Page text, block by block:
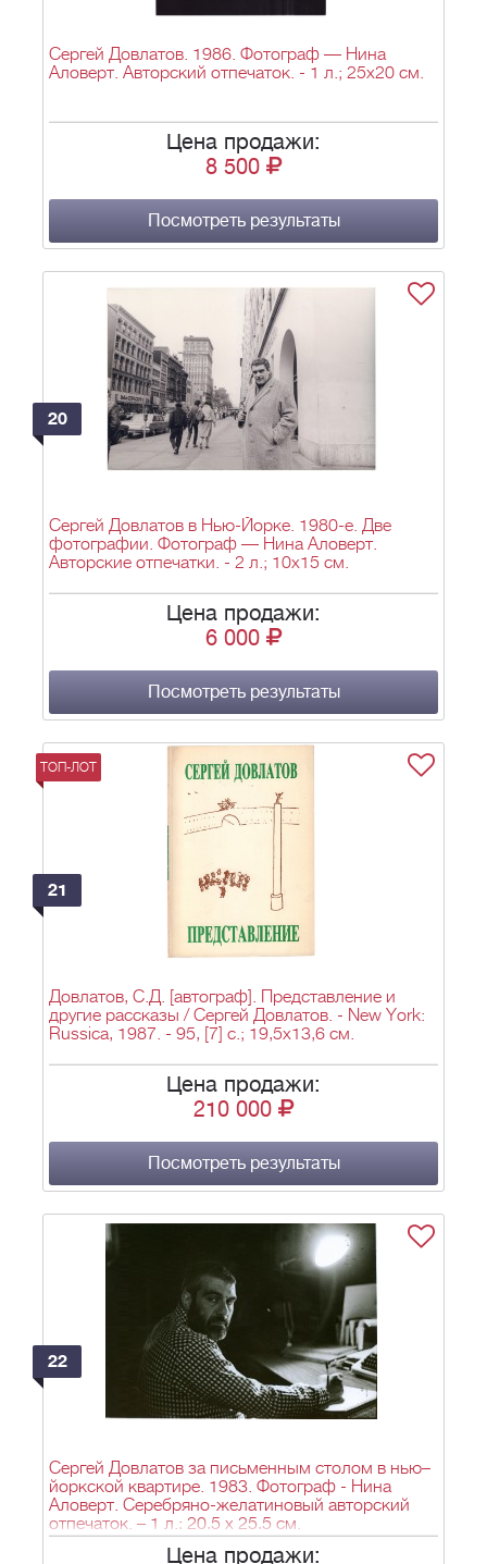
Сергей Довлатов. 1986. Фотограф — Нина
Аловерт. Авторский отпечаток. - 1 л.; 25x20 см.
Цена продажи:
8 500
Посмотреть результаты
20
Сергей Довлатов в Нью-Йорке. 1980-е. Две
фотографии. Фотограф — Нина Аловерт.
Авторские отпечатки. - 2 л.; 10x15 см.
Цена продажи:
6 000
Посмотреть результаты
ТОП-ЛОТ
21
Довлатов, С.Д. [автограф]. Представление и
другие рассказы / Сергей Довлатов. - New York:
Russica, 1987. - 95, [7] с.; 19,5х13,6 см.
Цена продажи:
210 000
Посмотреть результаты
22
Сергей Довлатов за письменным столом в нью–
йоркской квартире. 1983. Фотограф - Нина
Аловерт. Серебряно-желатиновый авторский
отпечаток. – 1 л.; 20,5 х 25,5 см.
Цена продажи: